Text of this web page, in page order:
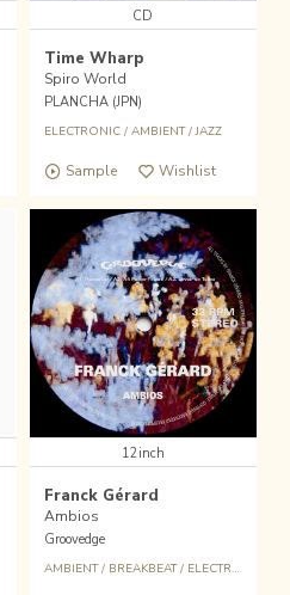
CD
Time Wharp
Spiro World
PLANCHA (JPN)
ELECTRONIC/ AMBIENT/JAZZ
Sample Wishlist
12inch
Franck Gérard
Ambios
Groovedge
AMBIENT/ BREAKBEAT/ ELECTRONIC